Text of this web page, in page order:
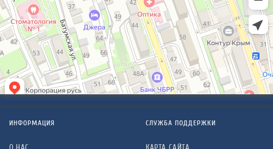
ИНФОРМАЦИЯ
О НАС
СЛУЖБА ПОДДЕРЖКИ
КАРТА САЙТА